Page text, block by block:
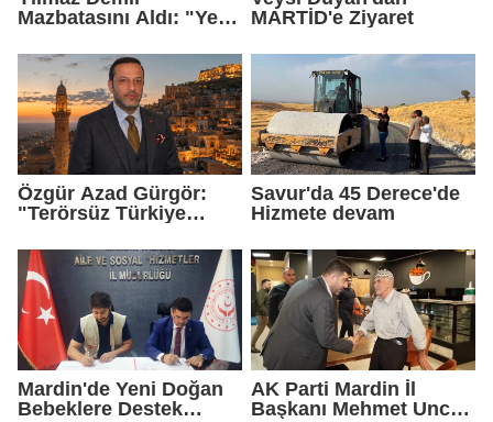
Mazbatasını Aldı: "Yeni
Geldik"
MARTİD'e Ziyaret
Özgür Azad Gürgör:
"Terörsüz Türkiye
Turizmi İçin Yeni Bir
Dönemin Başlangıcıdır"
Savur'da 45 Derece'de
Hizmete devam
Mardin'de Yeni Doğan
Bebeklere Destek
AK Parti Mardin İl
Başkanı Mehmet Uncu: